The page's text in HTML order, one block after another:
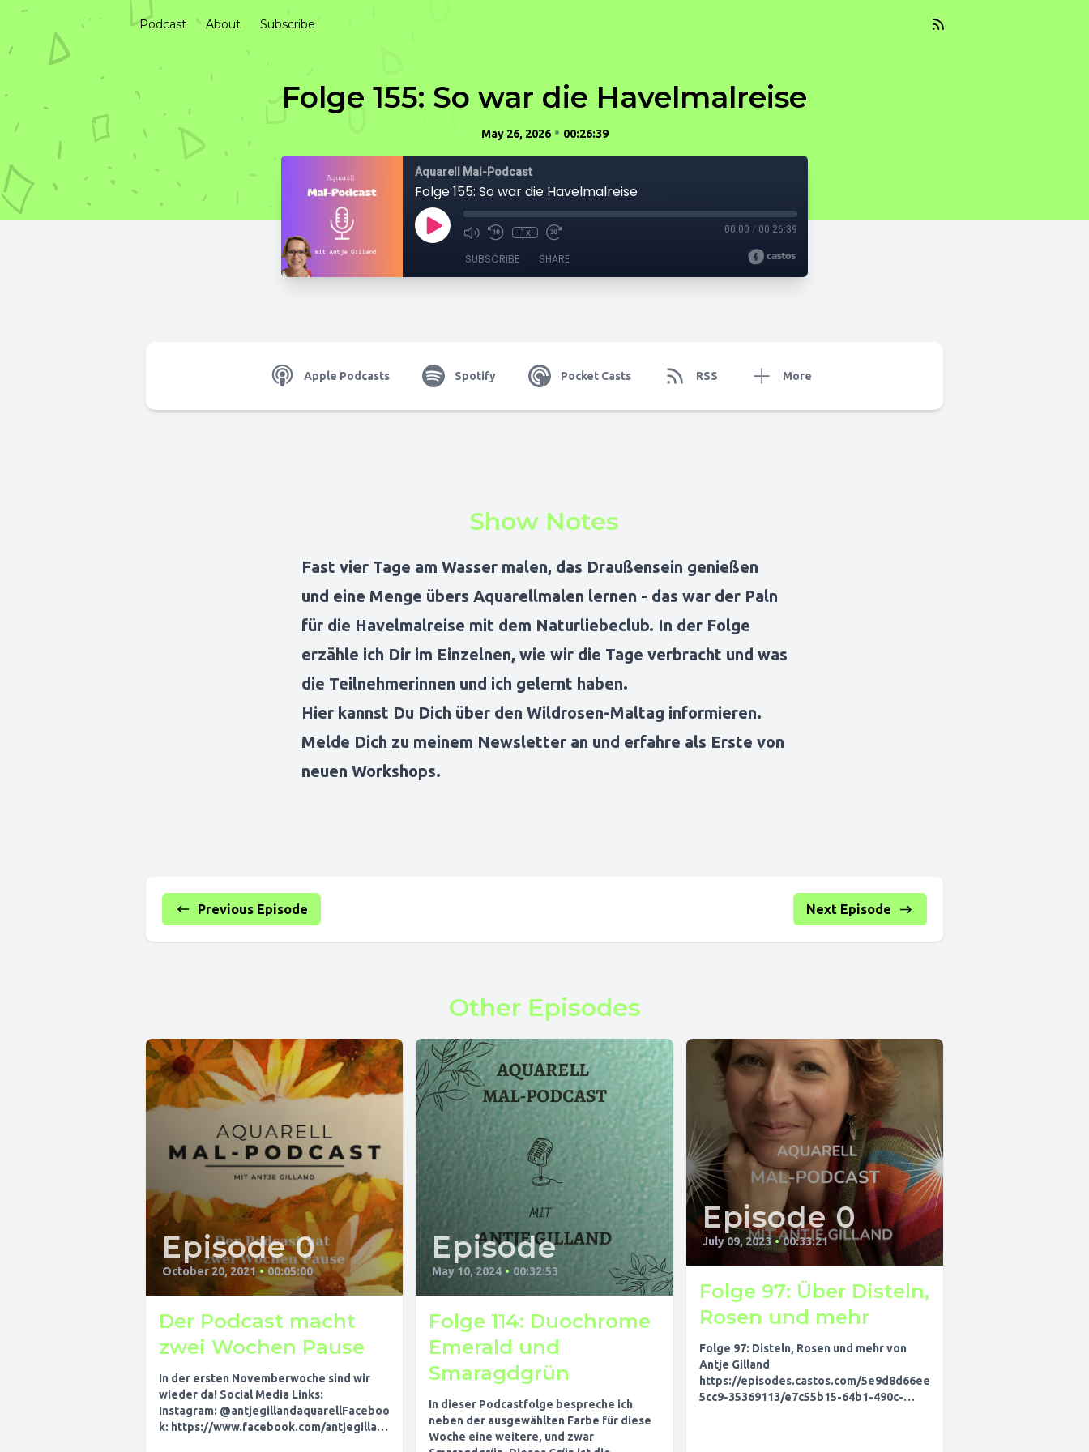
Podcast About Subscribe
Folge 155: So war die Havelmalreise
May 26, 2026 • 00:26:39
Aquarell Mal-Podcast
Folge 155: So war die Havelmalreise
1x 00:00 / 00:26:39
SUBSCRIBE SHARE
Apple Podcasts Spotify Pocket Casts RSS More
Show Notes
Fast vier Tage am Wasser malen, das Draußensein genießen
und eine Menge übers Aquarellmalen lernen - das war der Paln
für die Havelmalreise mit dem Naturliebeclub. In der Folge
erzähle ich Dir im Einzelnen, wie wir die Tage verbracht und was
die Teilnehmerinnen und ich gelernt haben.
Hier kannst Du Dich über den Wildrosen-Maltag informieren.
Melde Dich zu meinem Newsletter an und erfahre als Erste von
neuen Workshops.
Previous Episode Next Episode
Other Episodes
Episode 0
October 20, 2021 • 00:05:00
Der Podcast macht
zwei Wochen Pause
In der ersten Novemberwoche sind wir
wieder da! Social Media Links:
Instagram: @antjegillandaquarellFaceboo
k: https://www.facebook.com/antjegillan
Episode
May 10, 2024 • 00:32:53
Folge 114: Duochrome
Emerald und
Smaragdgrün
In dieser Podcastfolge bespreche ich
neben der ausgewählten Farbe für diese
Woche eine weitere, und zwar
Episode 0
July 09, 2023 • 00:33:21
Folge 97: Über Disteln,
Rosen und mehr
Folge 97: Disteln, Rosen und mehr von
Antje Gilland
https://episodes.castos.com/5e9d8d66ee
5cc9-35369113/e7c55b15-64b1-490c-